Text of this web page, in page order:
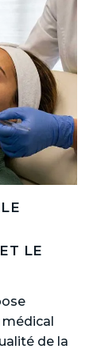
LE
de la